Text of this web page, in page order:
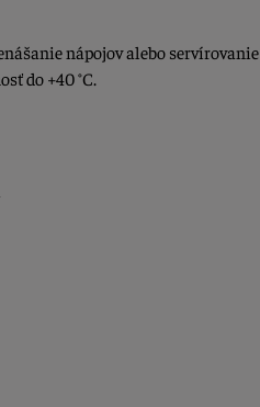
nápojov alebo servírovanie
do +40 °C.